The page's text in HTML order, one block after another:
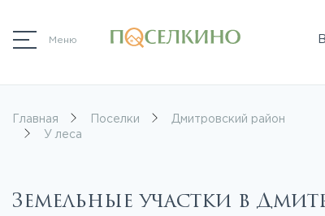
Меню
Главная Поселки
Дмитровский район
У леса
Земельные участки в